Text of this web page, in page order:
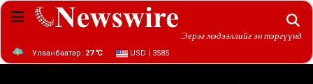
Эерэг мэдээллийг эн тэргүүнд
Улаанбаатар: 27 ℃ USD | 3585